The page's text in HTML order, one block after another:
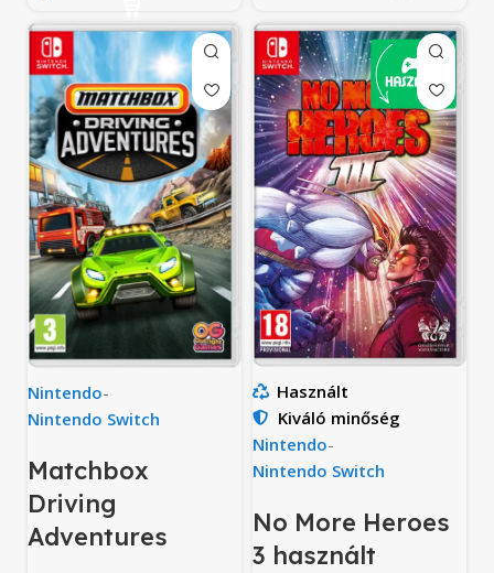
Nintendo-
Nintendo Switch
Matchbox
Driving
Adventures
Használt
Kiváló minőség
Nintendo-
Nintendo Switch
No More Heroes
3 használt